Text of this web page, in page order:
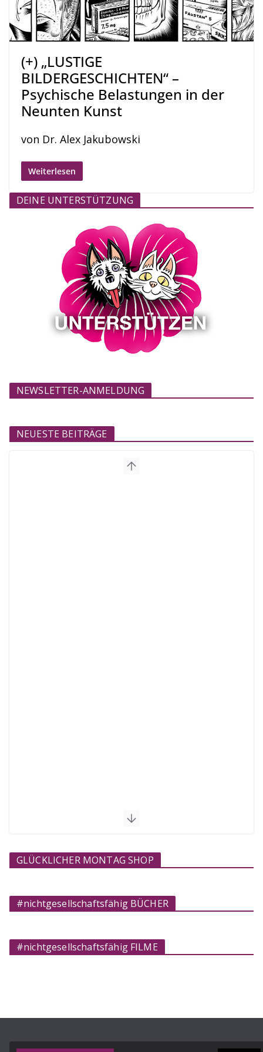
(+) „LUSTIGE
BILDERGESCHICHTEN“ –
Psychische Belastungen in der
Neunten Kunst
von Dr. Alex Jakubowski
Weiterlesen
DEINE UNTERSTÜTZUNG
NEWSLETTER-ANMELDUNG
NEUESTE BEITRÄGE
GLÜCKLICHER MONTAG SHOP
#nichtgesellschaftsfähig BÜCHER
#nichtgesellschaftsfähig FILME